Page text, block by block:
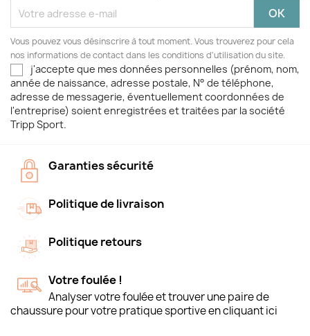
Vous pouvez vous désinscrire à tout moment. Vous trouverez pour cela
nos informations de contact dans les conditions d'utilisation du site.
j'accepte que mes données personnelles (prénom, nom,
année de naissance, adresse postale, N° de téléphone,
adresse de messagerie, éventuellement coordonnées de
l'entreprise) soient enregistrées et traitées par la société
Tripp Sport.
Garanties sécurité
Politique de livraison
Politique retours
Votre foulée !
Analyser votre foulée et trouver une paire de
chaussure pour votre pratique sportive en cliquant ici